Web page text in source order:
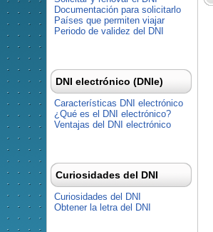
Documentación para solicitarlo
Países que permiten viajar
Periodo de validez del DNI
DNI electrónico (DNIe)
Características DNI electrónico
¿Qué es el DNI electrónico?
Ventajas del DNI electrónico
Curiosidades del DNI
Curiosidades del DNI
Obtener la letra del DNI